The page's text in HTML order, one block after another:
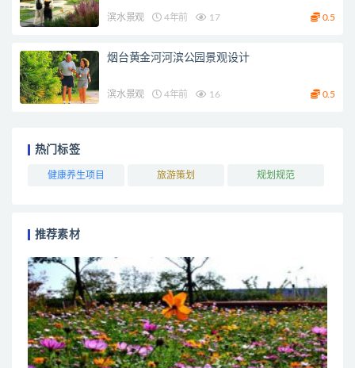
滨水景观 4年前 17 0.5
烟台黄金河河滨公园景观设计
滨水景观 4年前 16 0.5
热门标签
健康养生项目 旅游策划 规划规范
推荐素材